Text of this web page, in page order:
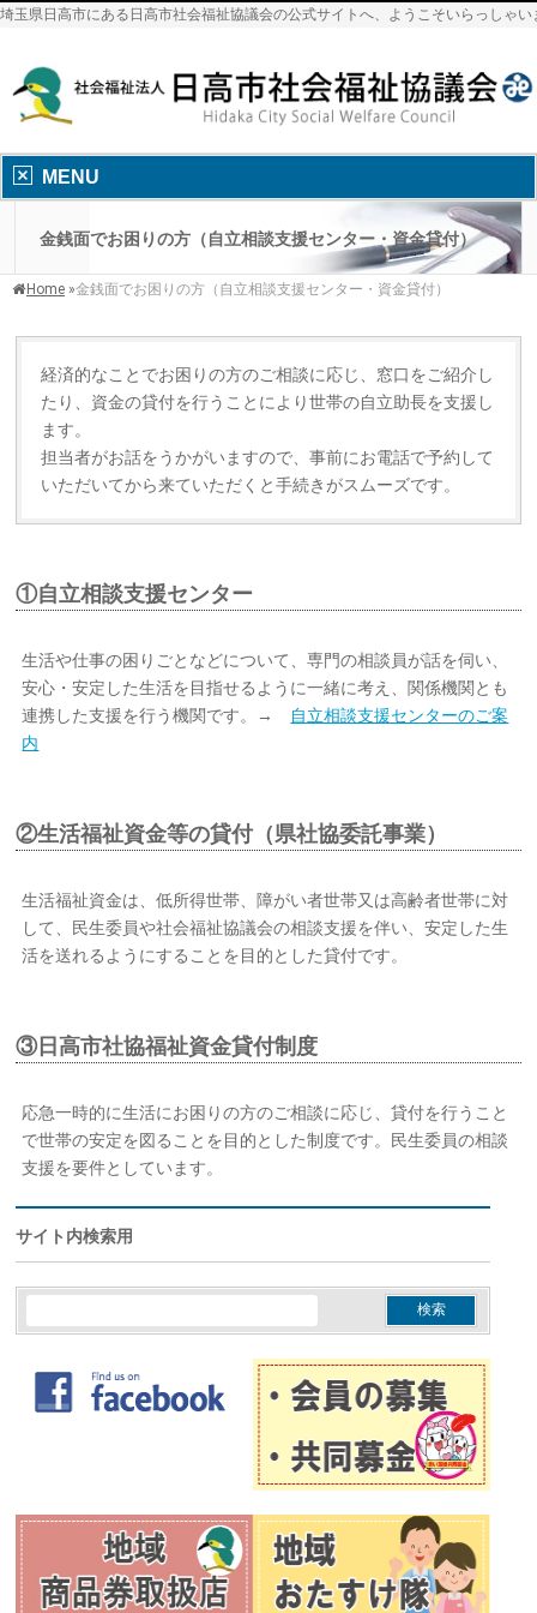
埼玉県日高市にある日高市社会福祉協議会の公式サイトへ、ようこそいらっしゃい
MENU
金銭面でお困りの方（自立相談支援センター・資金貸付）
Home »金銭面でお困りの方（自立相談支援センター・資金貸付）
サイト内検索用
索:
経済的なことでお困りの方のご相談に応じ、窓口をご紹介し
たり、資金の貸付を行うことにより世帯の自立助長を支援し
ます。
担当者がお話をうかがいますので、事前にお電話で予約して
いただいてから来ていただくと手続きがスムーズです。
①自立相談支援センター
生活や仕事の困りごとなどについて、専門の相談員が話を伺い、
安心・安定した生活を目指せるように一緒に考え、関係機関とも
連携した支援を行う機関です。→ 自立相談支援センターのご案
内
②生活福祉資金等の貸付（県社協委託事業）
生活福祉資金は、低所得世帯、障がい者世帯又は高齢者世帯に対
して、民生委員や社会福祉協議会の相談支援を伴い、安定した生
活を送れるようにすることを目的とした貸付です。
③日高市社協福祉資金貸付制度
応急一時的に生活にお困りの方のご相談に応じ、貸付を行うこと
で世帯の安定を図ることを目的とした制度です。民生委員の相談
支援を要件としています。